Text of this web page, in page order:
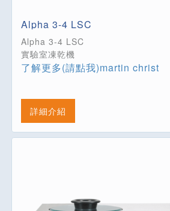
Alpha 3-4 LSC
Alpha 3-4 LSC
實驗室凍乾機
了解更多(請點我)martin christ
詳細介紹